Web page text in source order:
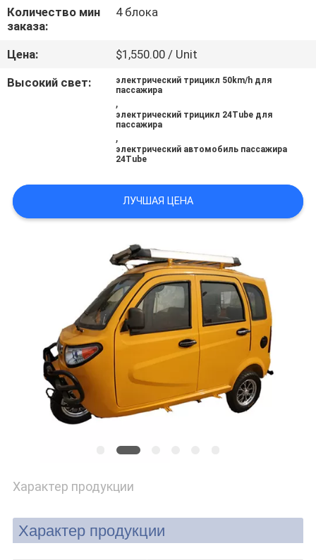
КАЧЕСТВА
СВЯЖИТЕСЬ
МЫ
СПРОСИТЕ
ЦИТАТУ
PRIVACY
POLICY
Количество мин
заказа:
4 блока
Цена:
$1,550.00 / Unit
Высокий свет:
электрический трицикл 50km/h для
пассажира
,
электрический трицикл 24Tube для
пассажира
,
электрический автомобиль пассажира
24Tube
ЛУЧШАЯ ЦЕНА
Характер продукции
Характер продукции